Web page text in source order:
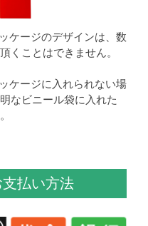
ケージのデザインは、数
くことはできません。
ケージに入れられない場
なビニール袋に入れた
払い方法